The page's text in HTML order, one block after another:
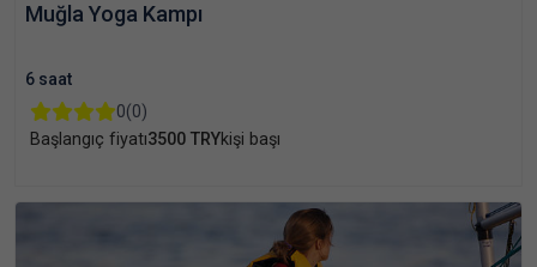
Muğla Yoga Kampı
6 saat
0(0)
Başlangıç fiyatı3500 TRYkişi başı